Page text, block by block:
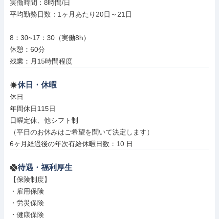
実働時間：8時間/日
平均勤務日数：1ヶ月あたり20日～21日
8：30~17：30（実働8h）
休憩：60分
残業：月15時間程度
休日・休暇
休日
年間休日115日
日曜定休、他シフト制
（平日のお休みはご希望を聞いて決定します）
6ヶ月経過後の年次有給休暇日数：10 日
待遇・福利厚生
【保険制度】
・雇用保険
・労災保険
・健康保険